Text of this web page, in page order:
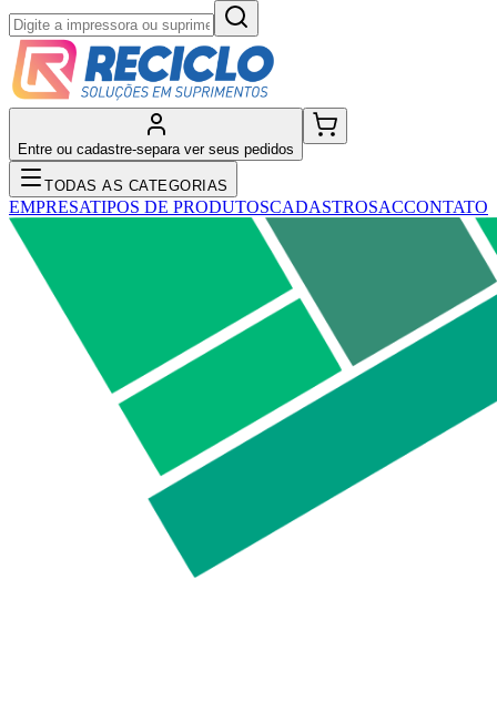
Entre ou cadastre-separa ver seus pedidos
TODAS AS CATEGORIAS
EMPRESATIPOS DE PRODUTOSCADASTROSACCONTATO